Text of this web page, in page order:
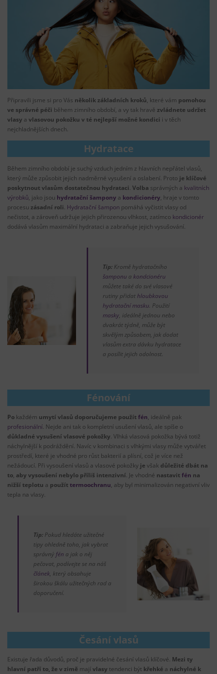
Připravili jsme si pro Vás několik základních kroků, které vám pomohou
ve správné péči během zimního období, a vy tak hravě zvládnete udržet
vlasy a vlasovou pokožku v té nejlepší možné kondici i v těch
nejchladnějších dnech.
Hydratace
Během zimního období je suchý vzduch jedním z hlavních nepřátel vlasů,
který může způsobit jejich nadměrné vysušení a oslabení. Proto je klíčové
poskytnout vlasům dostatečnou hydrataci. Volba správných a kvalitních
výrobků, jako jsou hydratační šampony a kondicionéry, hraje v tomto
procesu zásadní roli. Hydratační šampon pomáhá vyčistit vlasy od
nečistot, a zároveň udržuje jejich přirozenou vlhkost, zatímco kondicionér
dodává vlasům maximální hydrataci a zabraňuje jejich vysušování.
Tip: Kromě hydratačního
šamponu akondcionéru
můžete také do své vlasové
rutiny přidathloubkovou
hydratační masku. Použití
masky, ideálně jednou nebo
dvakrát týdně, může být
skvělým způsobem, jak dodat
vlasům extra dávku hydratace
a posílit jejich odolnost.
Fénování
Po každém umytí vlasů doporučujeme použítfén, ideálně pak
profesionální. Nejde ani tak o kompletní usušení vlasů, ale spíše o
důkladné vysušení vlasové pokožky. Vlhká vlasová pokožka bývá totiž
náchylnější k podráždění. Navíc v kombinaci s vlhkými vlasy může vytvářet
prostředí, které je vhodné pro růst bakterií a plísní, což je více než
nežádoucí. Při vysoušení vlasů a vlasové pokožky jevšak důležité dbát na
to, aby vysoušení nebylo příliš intenzivní. Je vhodné nastavitfén na
nižší teplotu a použíttermoochranu, aby byl minimalizován negativní vliv
tepla na vlasy.
Tip: Pokud hledáte užitečné
tipy ohledně toho, jak vybrat
správný fén a jak o něj
pečovat, podívejte se na náš
článek, který obsahuje
širokou škálu užitečných rad a
doporučení.
Česání vlasů
Existuje řada důvodů, proč je pravidelné česání vlasů klíčové. Mezi ty
hlavní patří to, že v zimě majívlasy tendenci být křehké a náchylné k